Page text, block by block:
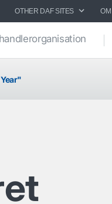
OTHER DAF SITES